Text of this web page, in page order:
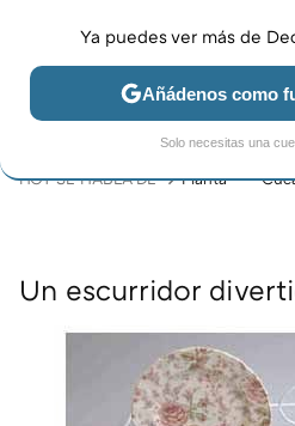
JARDÍN Y TERRAZA SALÓN
HOY SE HABLA DE Planta
Un escurridor
Ya puedes ver más de
Añádenos como
Solo necesitas una